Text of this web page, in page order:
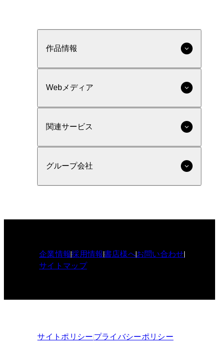
作品情報
Webメディア
関連サービス
グループ会社
企業情報採用情報書店様へお問い合わせ
サイトマップ
サイトポリシープライバシーポリシー